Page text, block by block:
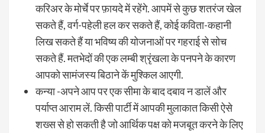
करिअर के मोर्चे पर फ़ायदे में रहेंगे. आपमें से कुछ शतरंज खेल
सकते हैं, वर्ग-पहेली हल कर सकते हैं, कोई कविता-कहानी
लिख सकते हैं या भविष्य की योजनाओं पर गहराई से सोच
सकते हैं. मतभेदों की एक लम्बी श्रृंखला के पनपने के कारण
आपको सामंजस्य बिठाने कें मुश्किल आएगी.
कन्या -अपने आप पर एक सीमा के बाद दबाव न डालें और
पर्याप्त आराम लें. किसी पार्टी में आपकी मुलाकात किसी ऐसे
शख्स से हो सकती है जो आर्थिक पक्ष को मजबूत करने के लिए